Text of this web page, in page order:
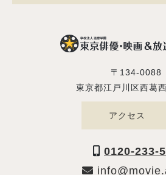
〒134-0088
東京都江戸川区西葛
アクセス
0120-233-